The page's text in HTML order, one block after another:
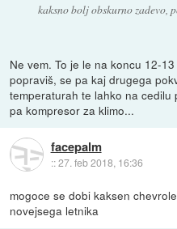
kaksno bolj obskurno zadevo,
Ne vem. To je le na koncu 12-
popraviš, se pa kaj drugega
temperaturah te lahko na
pa kompresor za klimo...
facepalm
::27. feb 2018, 16:36
mogoce se dobi kaksen
novejsega letnika